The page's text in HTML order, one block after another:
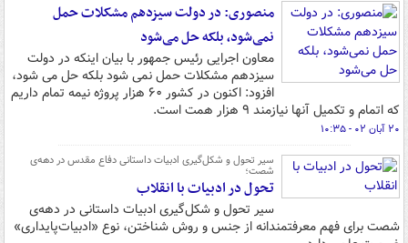
منصوری: در دولت سیزدهم مشکلات حمل
نمی‌شود، بلکه حل می‌شود
معاون اجرایی رئیس جمهور با بیان اینکه در دولت
سیزدهم مشکلات حمل نمی شود بلکه حل می شود،
افزود: اکنون در کشور ۶۰ هزار پروژه نیمه تمام داریم
که اتمام و تکمیل آنها نیازمند ۹ هزار همت است.
۲۰ آبان ۰۲ - ۱۰:۳۵
سیر تحول و شکل‌گیری ادبیات داستانی دفاع مقدس در دهه‌ی
شصت؛
تحول در ادبیات با انقلاب
سیر تحول و شکل‌گیری ادبیات داستانی در دهه‌ی
شصت برای فهم معرفتمندانه از جنس و روش شناختن، نوع «ادبیات‌پایداری»